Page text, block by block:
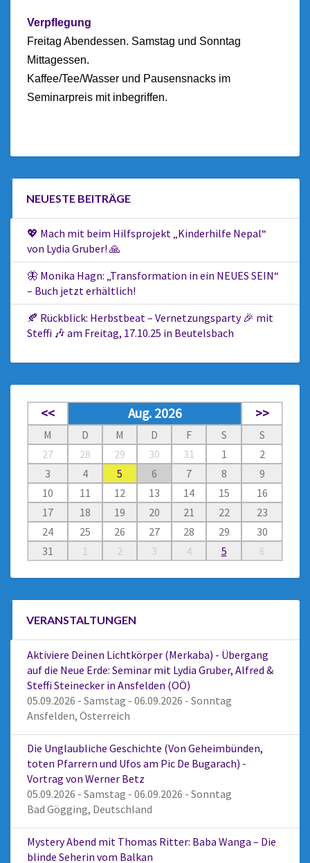
Verpflegung
Freitag Abendessen. Samstag und Sonntag
Mittagessen.
Kaffee/Tee/Wasser und Pausensnacks im
Seminarpreis mit inbegriffen.
NEUESTE BEITRÄGE
💖 Mach mit beim Hilfsprojekt „Kinderhilfe Nepal“
von Lydia Gruber! 🙏
🦋 Monika Hagn: „Transformation in ein NEUES SEIN“
– Buch jetzt erhältlich!
🍂 Rückblick: Herbstbeat – Vernetzungsparty 🎉 mit
Steffi 🎶 am Freitag, 17.10.25 in Beutelsbach
<< Aug. 2026 >>
M D M D F S
S
27
28 29 30 31 1
2
3
4 5 6 7 8
9
10
11 12 13 14 15
16
17
18 19 20 21 22
23
24
25 26 27 28 29
30
31
1 2 3 4 5 6
VERANSTALTUNGEN
Aktiviere Deinen Lichtkörper (Merkaba) - Übergang
auf die Neue Erde: Seminar mit Lydia Gruber, Alfred &
Steffi Steinecker in Ansfelden (OÖ)
05.09.2026 - Samstag - 06.09.2026 - Sonntag
Ansfelden, Österreich
Die Unglaubliche Geschichte (Von Geheimbünden,
toten Pfarrern und Ufos am Pic De Bugarach) -
Vortrag von Werner Betz
05.09.2026 - Samstag - 06.09.2026 - Sonntag
Bad Gögging, Deutschland
Mystery Abend mit Thomas Ritter: Baba Wanga – Die
blinde Seherin vom Balkan